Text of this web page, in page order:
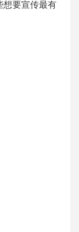
想要宣传最有